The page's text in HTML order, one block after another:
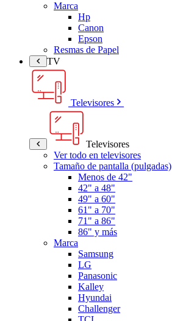
Marca
Hp
Canon
Epson
Resmas de Papel
TV
Televisores
Televisores
Ver todo en televisores
Tamaño de pantalla (pulgadas)
Menos de 42"
42" a 48"
49" a 60"
61" a 70"
71" a 86"
86" y más
Marca
Samsung
LG
Panasonic
Kalley
Hyundai
Challenger